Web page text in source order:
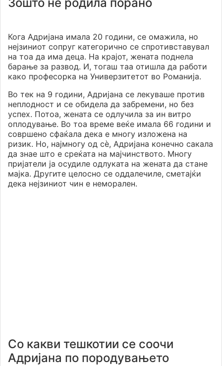
Кога Адријана имала 20 години, се омажила, но
нејзиниот сопруг категорично се спротивставувал
на тоа да има деца. На крајот, жената поднела
барање за развод. И, тогаш таа отишла да работи
како професорка на Универзитетот во Романија.
Во тек на 9 години, Адријана се лекуваше против
неплодност и се обидела да забремени, но без
успех. Потоа, жената се одлучила за ин витро
оплодување. Во тоа време веќе имала 66 години и
совршено сфаќала дека е многу изложена на
ризик. Но, најмногу од сè, Адријана конечно сакала
да знае што е среќата на мајчинството. Многу
пријатели ја осудиле одлуката на жената да стане
мајка. Другите целосно се оддалечиле, сметајќи
дека нејзиниот чин е неморален.
Со какви тешкотии се соочи
Адријана по породувањето